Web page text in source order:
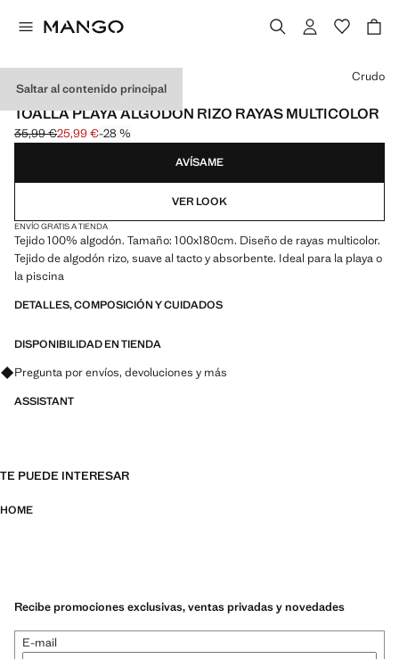
Saltar al contenido principal
600 GR/M2
TOALLA PLAYA ALGODÓN RIZO RAYAS MULTICOLOR
Precio inicial tachado [35,99 € ]
35,99 €
Precio actual [25,99 € ]
25,99 €-28 %
Selecciona un color
Crudo
AVÍSAME
VER LOOK
ENVÍO GRATIS A TIENDA
Tejido 100% algodón. Tamaño: 100x180cm. Diseño de rayas multicolor.
Tejido de algodón rizo, suave al tacto y absorbente. Ideal para la playa o
la piscina
DETALLES, COMPOSICIÓN Y CUIDADOS
DISPONIBILIDAD EN TIENDA
Pregunta por envíos, devoluciones y más
ASSISTANT
TE PUEDE INTERESAR
HOME
Recibe promociones exclusivas, ventas privadas y novedades
E-mail